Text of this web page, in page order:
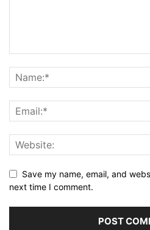
Save my name, email, and
next time I comment.